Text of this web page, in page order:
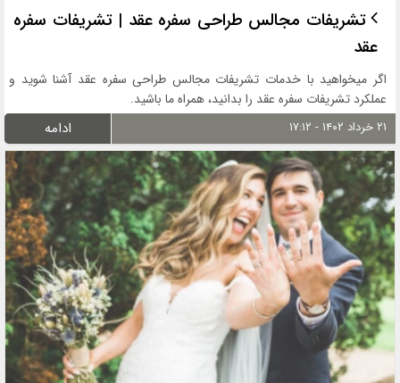
تشریفات مجالس طراحی سفره عقد | تشریفات سفره
عقد
اگر میخواهید با خدمات تشریفات مجالس طراحی سفره عقد آشنا شوید و
عملکرد تشریفات سفره عقد را بدانید، همراه ما باشید.
۲۱ خرداد ۱۴۰۲ - ۱۷:۱۲ ادامه